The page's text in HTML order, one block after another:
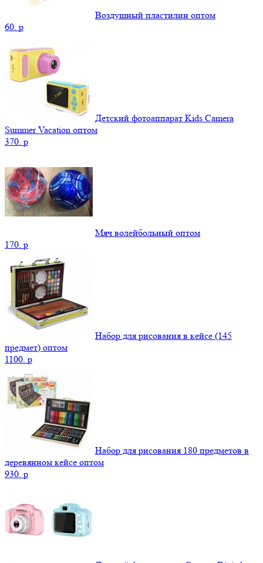
Воздушный пластилин оптом
60. p
Детский фотоаппарат Kids Camera
Summer Vacation оптом
370. p
Мяч волейбольный оптом
170. p
Набор для рисования в кейсе (145
предмет) оптом
1100. p
Набор для рисования 180 предметов в
деревянном кейсе оптом
930. p